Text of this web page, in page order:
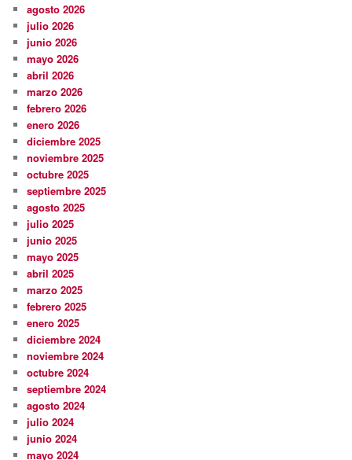
agosto 2026
julio 2026
junio 2026
mayo 2026
abril 2026
marzo 2026
febrero 2026
enero 2026
diciembre 2025
noviembre 2025
octubre 2025
septiembre 2025
agosto 2025
julio 2025
junio 2025
mayo 2025
abril 2025
marzo 2025
febrero 2025
enero 2025
diciembre 2024
noviembre 2024
octubre 2024
septiembre 2024
agosto 2024
julio 2024
junio 2024
mayo 2024